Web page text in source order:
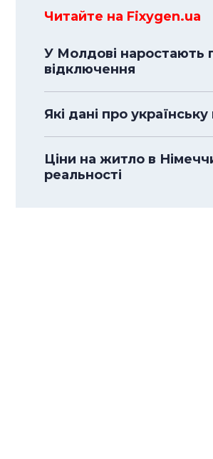
Читайте на Fixygen.ua
У Молдові наростають
відключення
Які дані про
Ціни на житло в
реальності